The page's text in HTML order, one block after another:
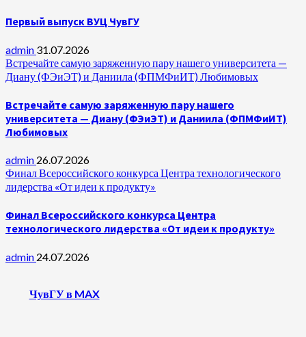
Первый выпуск ВУЦ ЧувГУ
admin 31.07.2026
Встречайте самую заряженную пару нашего университета —
Диану (ФЭиЭТ) и Даниила (ФПМФиИТ) Любимовых
Встречайте самую заряженную пару нашего
университета — Диану (ФЭиЭТ) и Даниила (ФПМФиИТ)
Любимовых
admin 26.07.2026
Финал Всероссийского конкурса Центра технологического
лидерства «От идеи к продукту»
Финал Всероссийского конкурса Центра
технологического лидерства «От идеи к продукту»
admin 24.07.2026
ЧувГУ в MAX